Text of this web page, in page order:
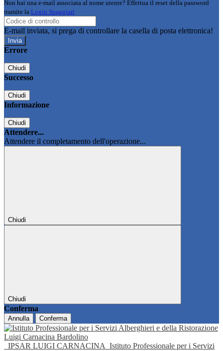
Non hai una e-mail associata al nome utente? Effettua il reset della password
tramite la Login Spaggiari
E-mail inviata, si prega di controllare la casella di posta elettronica!
Errore
Chiudi
Successo
Chiudi
Informazione
Chiudi
Attendere...
Attendere il completamento dell'operazione...
Chiudi
Chiudi
Conferma
Annulla Conferma
IPSAR LUIGI CARNACINA Istituto Professionale per i Servizi